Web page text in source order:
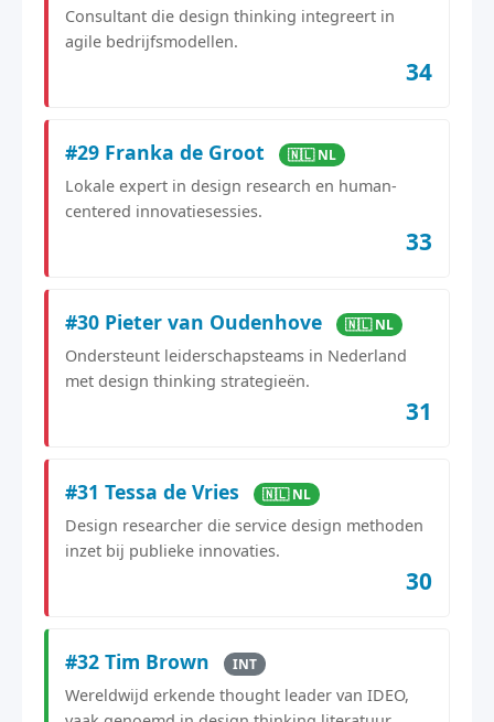
Consultant die design thinking integreert in
agile bedrijfsmodellen.
34
#29 Franka de Groot 🇳🇱 NL
Lokale expert in design research en human-
centered innovatiesessies.
33
#30 Pieter van Oudenhove 🇳🇱 NL
Ondersteunt leiderschapsteams in Nederland
met design thinking strategieën.
31
#31 Tessa de Vries 🇳🇱 NL
Design researcher die service design methoden
inzet bij publieke innovaties.
30
#32 Tim Brown INT
Wereldwijd erkende thought leader van IDEO,